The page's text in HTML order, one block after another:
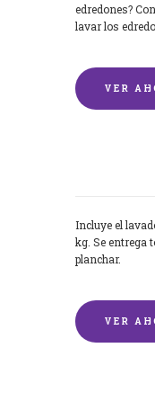
edredones?
lavar los
VER
Incluye el
kg. Se entrega
planchar.
VER